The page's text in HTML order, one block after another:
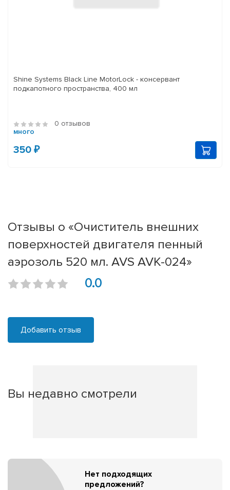
Shine Systems Black Line MotorLock - консервант
подкапотного пространства, 400 мл
0 отзывов
много
350 ₽
Отзывы о «Очиститель внешних
поверхностей двигателя пенный
аэрозоль 520 мл. AVS AVK-024»
0.0
Добавить отзыв
Вы недавно смотрели
Нет подходящих
предложений?